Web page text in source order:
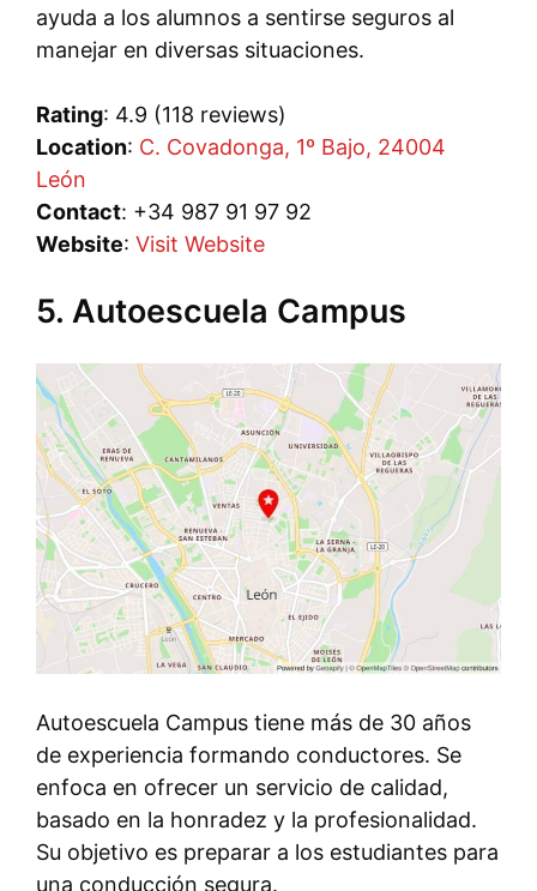
ayuda a los alumnos a sentirse seguros al
manejar en diversas situaciones.
Rating: 4.9 (118 reviews)
Location: C. Covadonga, 1º Bajo, 24004
León
Contact: +34 987 91 97 92
Website: Visit Website
5. Autoescuela Campus
Autoescuela Campus tiene más de 30 años
de experiencia formando conductores. Se
enfoca en ofrecer un servicio de calidad,
basado en la honradez y la profesionalidad.
Su objetivo es preparar a los estudiantes para
una conducción segura.